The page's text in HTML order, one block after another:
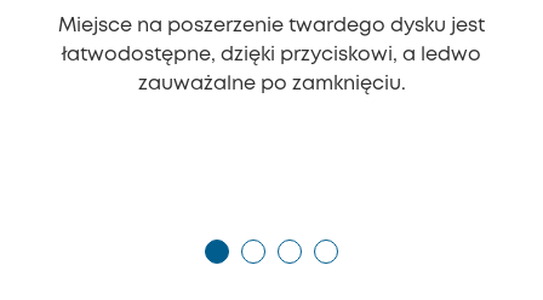
Miejsce na poszerzenie twardego dysku jest
łatwodostępne, dzięki przyciskowi, a ledwo
zauważalne po zamknięciu.